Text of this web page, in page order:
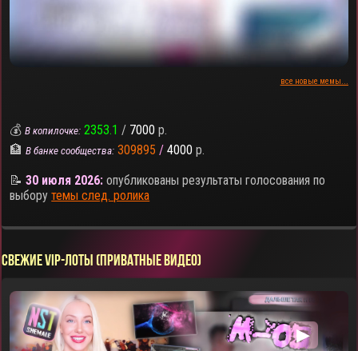
все новые мемы...
💰В копилочке: 2353.1 / 7000 р.
🏦В банке сообщества: 309895 / 4000 р.
📝30 июля 2026: опубликованы результаты голосования по
выборутемы след. ролика
СВЕЖИЕ VIP-ЛОТЫ (ПРИВАТНЫЕ ВИДЕО)
▶